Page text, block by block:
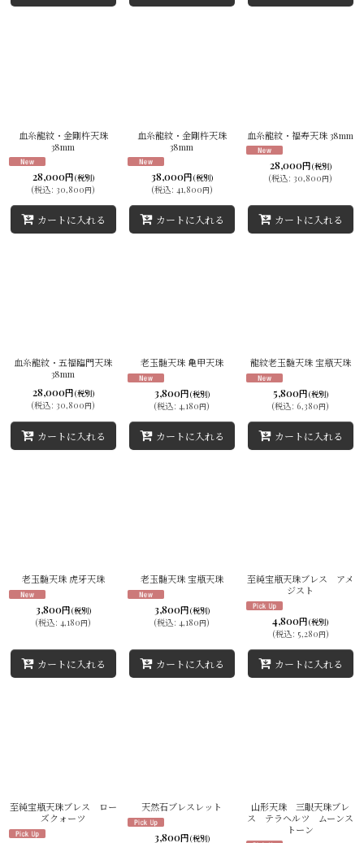
血糸龍紋・金剛杵天珠
38mm
28,000円(税別)
(税込: 30,800円 )
カートに入れる
血糸龍紋・金剛杵天珠
38mm
38,000円(税別)
(税込: 41,800円)
カートに入れる
血糸龍紋・福寿天珠 38mm
28,000円(税別)
(税込: 30,800円 )
カートに入れる
血糸龍紋・五福臨門天珠
38mm
28,000円(税別)
(税込: 30,800円 )
カートに入れる
老玉髄天珠 亀甲天珠
3,800円(税別)
(税込: 4,180円)
カートに入れる
龍紋老玉髄天珠 宝瓶天珠
5,800円(税別)
(税込: 6,380円)
カートに入れる
老玉髄天珠 虎牙天珠
3,800円(税別)
(税込: 4,180円)
カートに入れる
老玉髄天珠 宝瓶天珠
3,800円(税別)
(税込: 4,180円)
カートに入れる
至純宝瓶天珠ブレス アメ
ジスト
4,800円 (税別)
(税込: 5,280円)
カートに入れる
至純宝瓶天珠ブレス ロー
ズクォーツ
天然石ブレスレット
3,800円(税別)
山形天珠 三眼天珠ブレ
ス テラヘルツ ムーンス
トーン